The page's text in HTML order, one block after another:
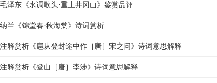
毛泽东《水调歌头·重上井冈山》鉴赏品评
纳兰《锦堂春·秋海棠》诗词赏析
注释赏析《扈从登封途中作［唐］宋之问》诗词意思解释
注释赏析《登山［唐］李涉》诗词意思解释